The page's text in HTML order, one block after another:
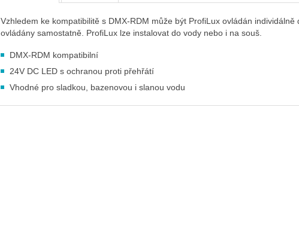
Vzhledem ke kompatibilitě s DMX-RDM může být ProfiLux ovládán
ovládány samostatně. ProfiLux lze instalovat do vody nebo i na souš.
DMX-RDM kompatibilní
24V DC LED s ochranou proti přehřátí
Vhodné pro sladkou, bazenovou i slanou vodu